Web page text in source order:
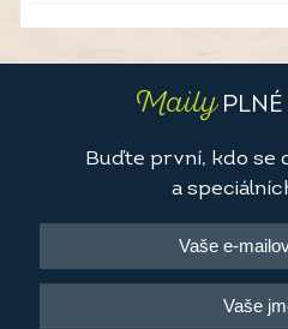
MailyPLNÉ
Buďte první, kdo se
a